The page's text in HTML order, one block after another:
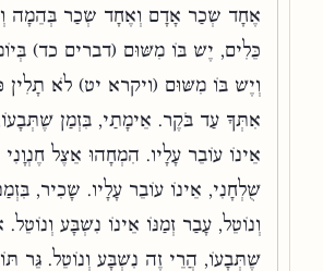
אֶחָד שְׂכַר אָדָם וְאֶחָד שְׂכַר בְּהֵמָה
כֵּלִים, יֶשׁ בּוֹ מִשּׁוּם (דברים כד)
וְיֶשׁ בּוֹ מִשּׁוּם (ויקרא יט) לֹא
אִתְּךָ עַד בֹּקֶר. אֵימָתַי, בִּזְמַן
אֵינוֹ עוֹבֵר עָלָיו. הִמְחָהוּ אֵצֶל
שֻׁלְחָנִי, אֵינוֹ עוֹבֵר עָלָיו. שָׂכִיר,
וְנוֹטֵל, עָבַר זְמַנּוֹ אֵינוֹ נִשְׁבָּע
שֶׁתְּבָעוֹ, הֲרֵי זֶה נִשְׁבָּע וְנוֹטֵל. גֵּר